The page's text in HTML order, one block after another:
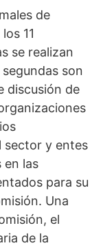
de
11
se realizan
son
discusión de
sector y entes
en las
para su
Una
el
de la